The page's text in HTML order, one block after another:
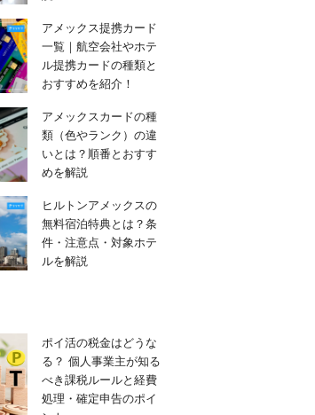
アメックス提携カード
一覧｜航空会社やホテ
ル提携カードの種類と
おすすめを紹介！
アメックスカードの種
類（色やランク）の違
いとは？順番とおすす
めを解説
ヒルトンアメックスの
無料宿泊特典とは？条
件・注意点・対象ホテ
ルを解説
ポイ活の税金はどうな
る？ 個人事業主が知る
べき課税ルールと経費
処理・確定申告のポイ